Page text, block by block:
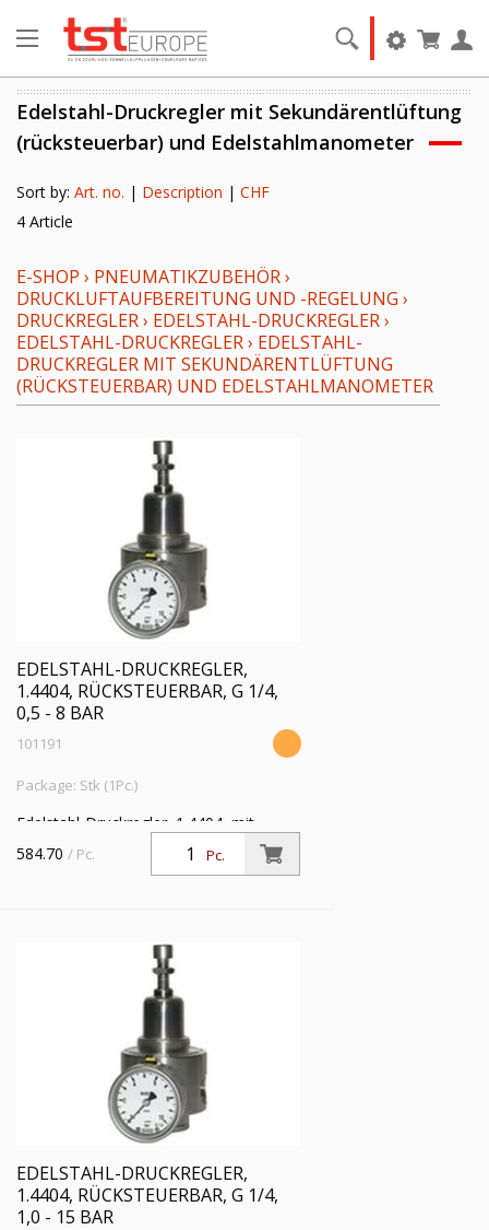
Edelstahl-Druckregler mit Sekundärentlüftung
(rücksteuerbar) und Edelstahlmanometer
Sort by: Art. no. | Description | CHF
4 Article
E-SHOP › PNEUMATIKZUBEHÖR›
DRUCKLUFTAUFBEREITUNG UND -REGELUNG ›
DRUCKREGLER› EDELSTAHL-DRUCKREGLER›
EDELSTAHL-DRUCKREGLER› EDELSTAHL-
DRUCKREGLER MIT SEKUNDÄRENTLÜFTUNG
(RÜCKSTEUERBAR) UND EDELSTAHLMANOMETER
EDELSTAHL-DRUCKREGLER,
1.4404, RÜCKSTEUERBAR, G 1/4,
0,5 - 8 BAR
101191
Package: Stk (1Pc.)
Edelstahl-Druckregler, 1.4404, mit
Sekundärentlüftung (rücksteuerbar), inkl.
Mano., G 1/4, Regelber. 0,5 - 8 bar, PE
Pc.
584.70 / Pc.
EDELSTAHL-DRUCKREGLER,
1.4404, RÜCKSTEUERBAR, G 1/4,
1,0 - 15 BAR